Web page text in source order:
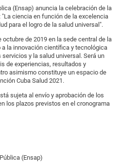
(Ensap) anuncia la celebración de la
ciencia en función de la excelencia
para el logro de la salud universal".
octubre de 2019 en la sede central de la
a la innovación científica y tecnológica
y la salud universal. Será un
de experiencias, resultados y
asimismo constituye un espacio de
Cuba Salud 2021.
sujeta al envío y aprobación de los
los plazos previstos en el cronograma
(Ensap)